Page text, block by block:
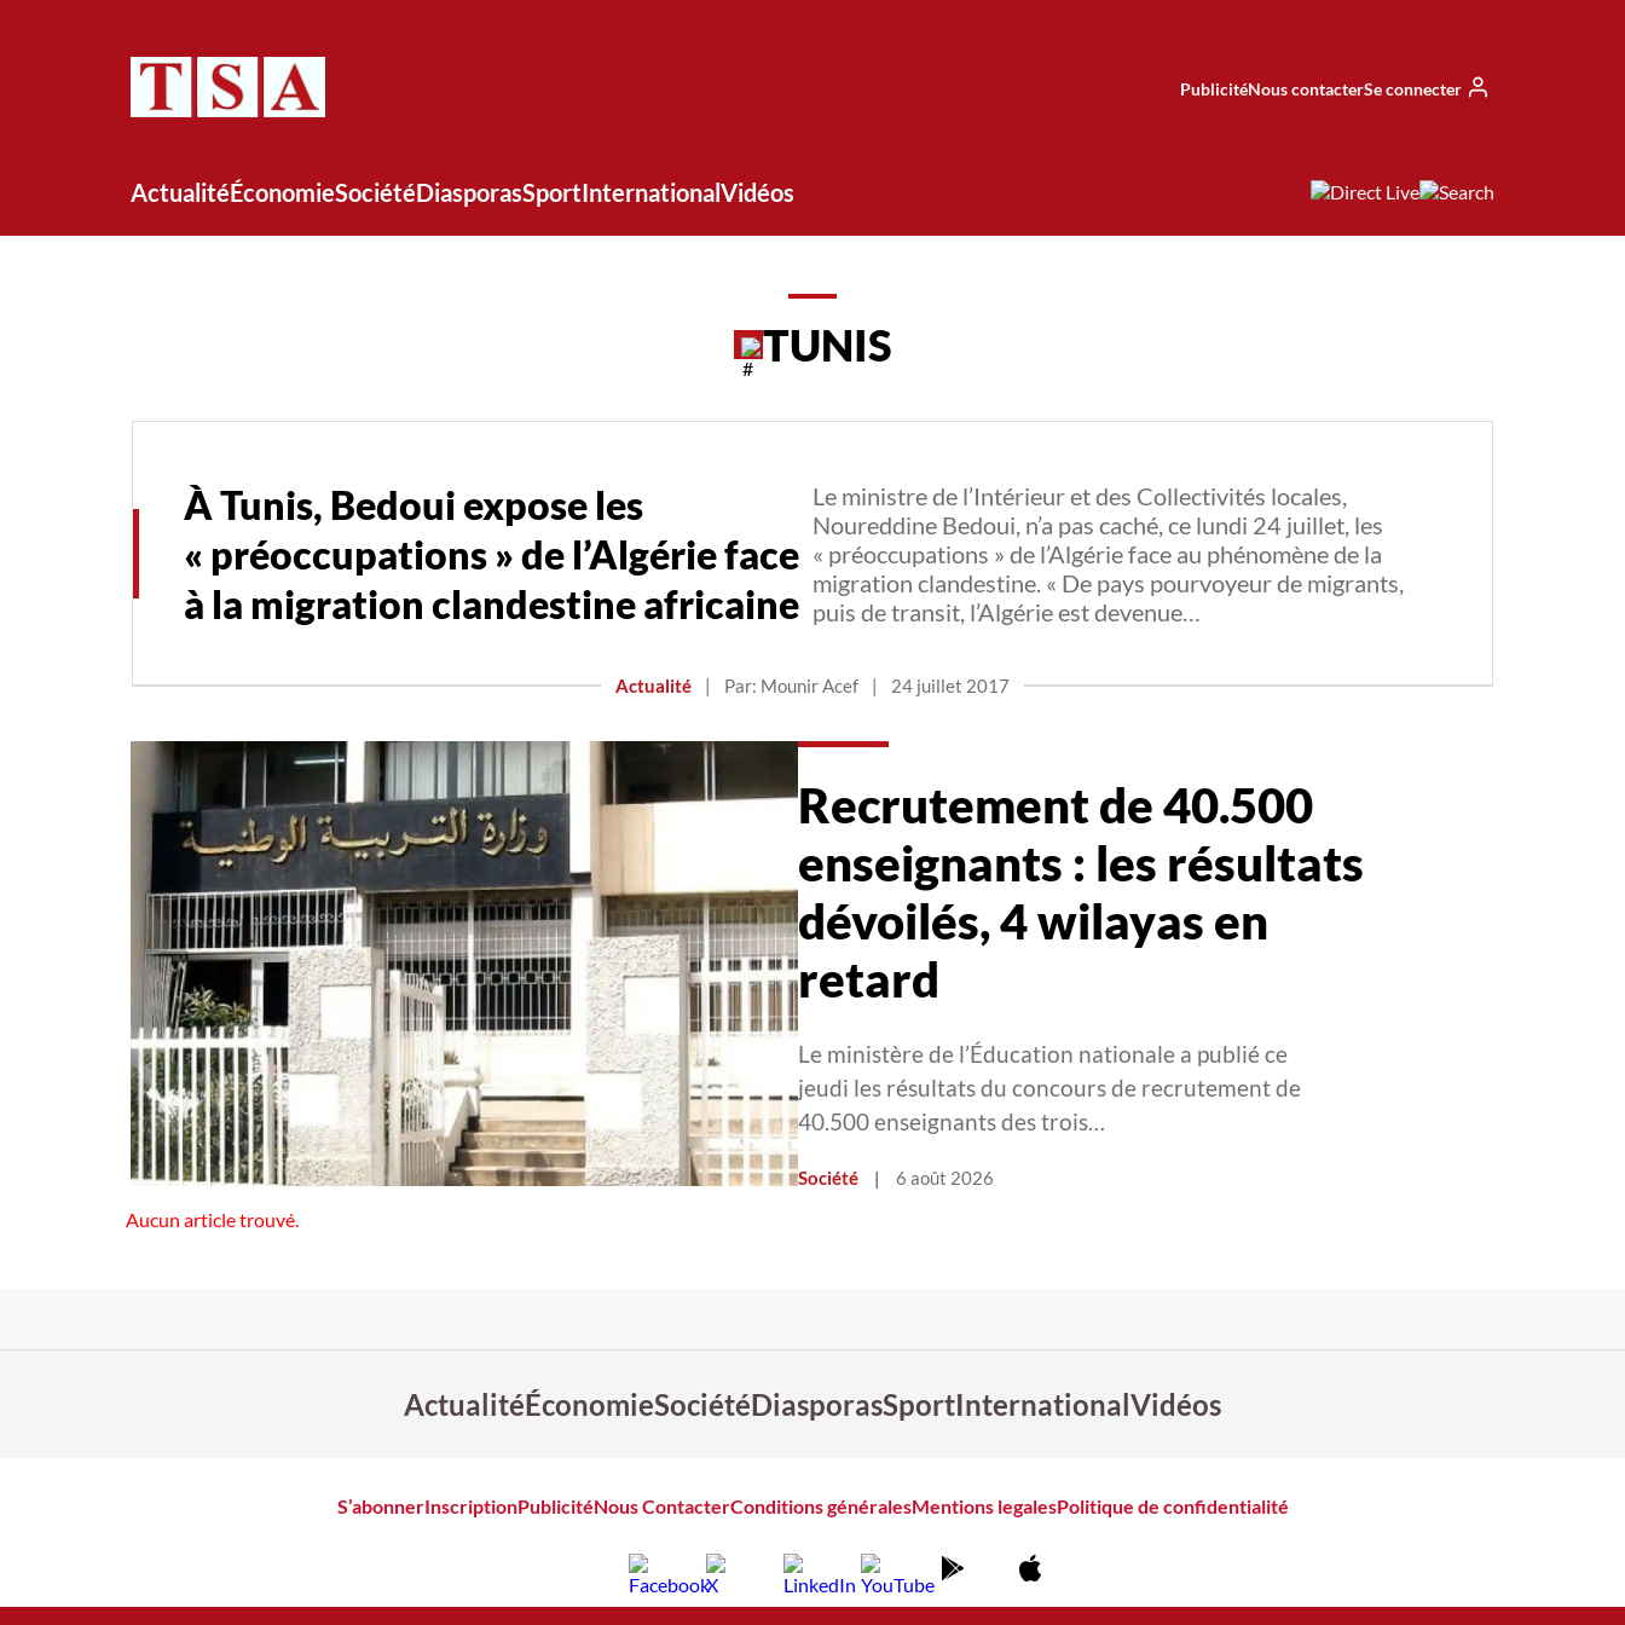
PublicitéNous contacterSe connecter
ActualitéÉconomieSociétéDiasporasSportInternationalVidéos
TUNIS
À Tunis, Bedoui expose les
« préoccupations » de l’Algérie face
à la migration clandestine africaine
Le ministre de l’Intérieur et des Collectivités locales,
Noureddine Bedoui, n’a pas caché, ce lundi 24 juillet, les
« préoccupations » de l’Algérie face au phénomène de la
migration clandestine. « De pays pourvoyeur de migrants,
puis de transit, l’Algérie est devenue…
Actualité | Par: Mounir Acef | 24 juillet 2017
Recrutement de 40.500
enseignants : les résultats
dévoilés, 4 wilayas en
retard
Le ministère de l’Éducation nationale a publié ce
jeudi les résultats du concours de recrutement de
40.500 enseignants des trois…
Société | 6 août 2026
Aucun article trouvé.
ActualitéÉconomieSociétéDiasporasSportInternationalVidéos
S’abonnerInscriptionPublicitéNous ContacterConditions généralesMentions legalesPolitique de confidentialité